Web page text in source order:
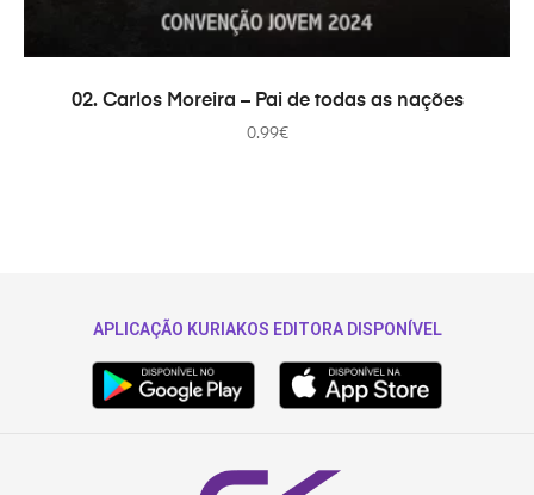
ADICIONAR
02. Carlos Moreira – Pai de todas as nações
0.99€
APLICAÇÃO KURIAKOS EDITORA DISPONÍVEL